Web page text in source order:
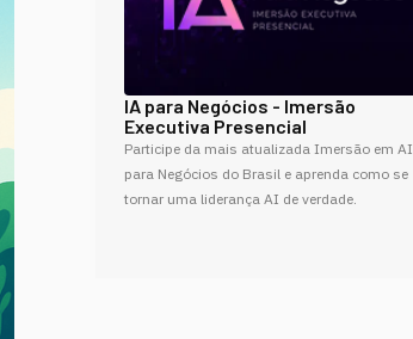
IA para Negócios - Imersão
Executiva Presencial
Participe da mais atualizada Imersão em AI
para Negócios do Brasil e aprenda como se
tornar uma liderança AI de verdade.